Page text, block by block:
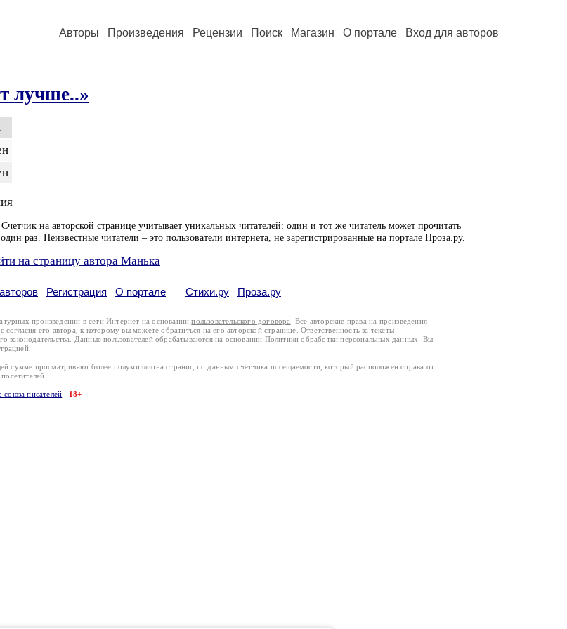
Авторы Произведения Рецензии Поиск Магазин О портале Вход для авторов
лучше..»
на авторской странице учитывает уникальных читателей: один и тот же читатель может прочитать
раз. Неизвестные читатели – это пользователи интернета, не зарегистрированные на портале Проза.ру.
на страницу автора Манька
Регистрация О портале Стихи.ру Проза.ру
произведений в сети Интернет на основаниипользовательского договора
. Все авторские права на произведения
согласия его автора, к которому вы можете обратиться на его авторской странице. Ответственность за тексты
законодательства . Данные пользователей обрабатываются на основании Политики обработки персональных данных
. Вы
.
сумме просматривают более полумиллиона страниц по данным счетчика посещаемости, который расположен справа от
союза писателей 18+